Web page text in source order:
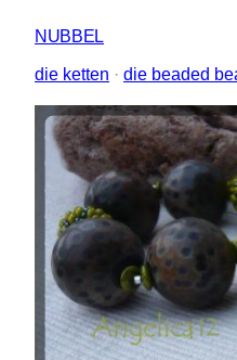
NUBBEL
die ketten · die beaded